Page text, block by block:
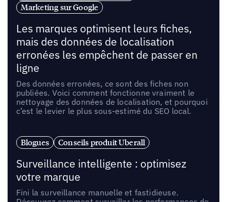
Marketing sur Google
Les marques optimisent leurs fiches,
mais des données de localisation
erronées les empêchent de passer en
ligne
Des données erronées, ce sont des fiches non
publiées. Voici comment fonctionne vraiment le
nettoyage des données de localisation, et pourquoi
c’est le levier le plus sous-estimé du SEO local.
Blogues Conseils produit Uberall
Surveillance intelligente : optimisez
votre marque
Fini la surveillance manuelle et fastidieuse.